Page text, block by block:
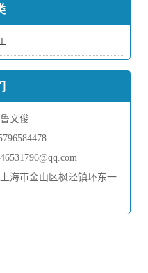
文俊
海市金山区枫泾镇环东一